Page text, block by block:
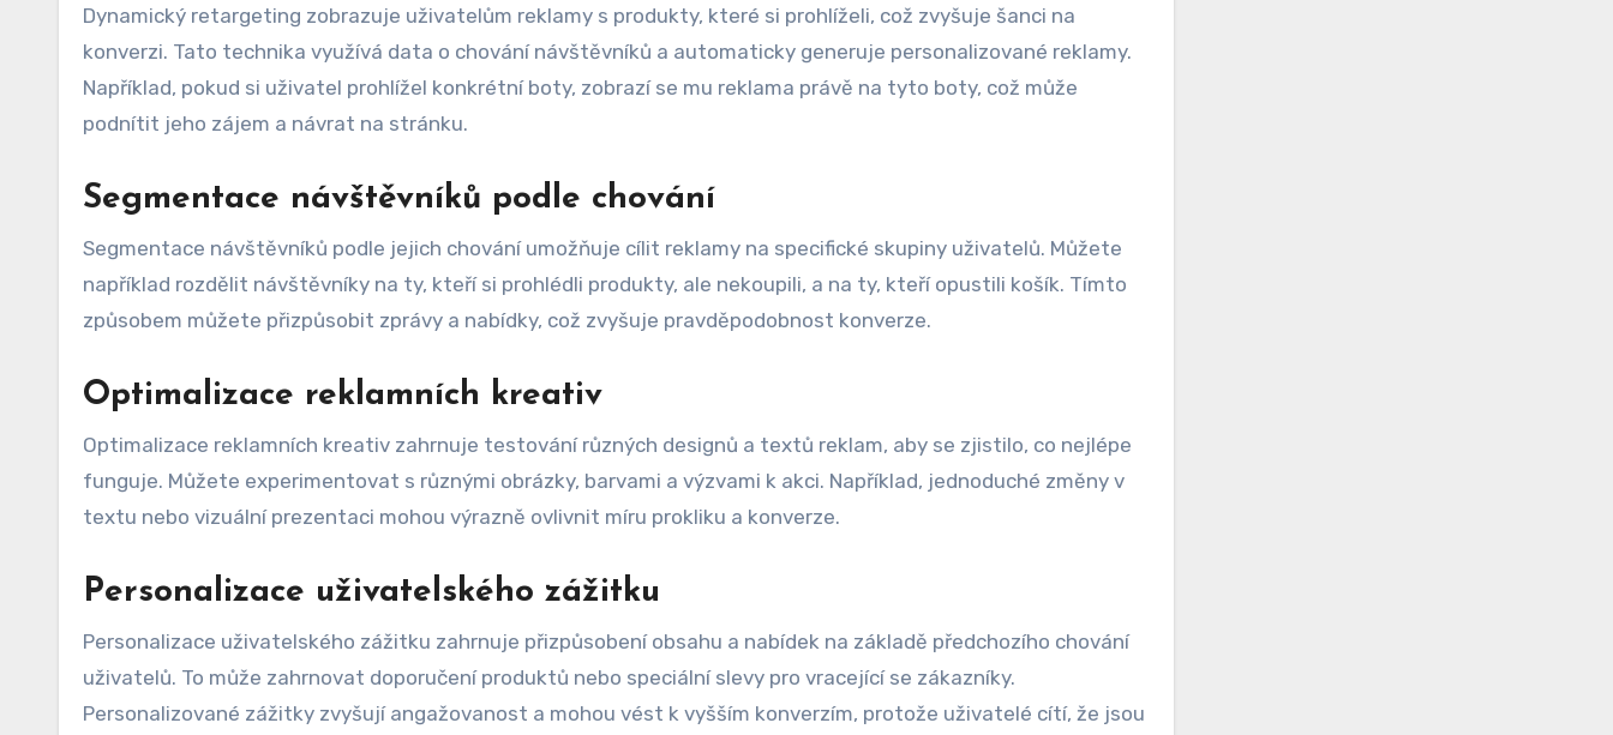
Dynamický retargeting zobrazuje uživatelům reklamy s produkty, které si prohlíželi, což zvyšuje šanci na
konverzi. Tato technika využívá data o chování návštěvníků a automaticky generuje personalizované reklamy.
Například, pokud si uživatel prohlížel konkrétní boty, zobrazí se mu reklama právě na tyto boty, což může
podnítit jeho zájem a návrat na stránku.
Segmentace návštěvníků podle chování
Segmentace návštěvníků podle jejich chování umožňuje cílit reklamy na specifické skupiny uživatelů. Můžete
například rozdělit návštěvníky na ty, kteří si prohlédli produkty, ale nekoupili, a na ty, kteří opustili košík. Tímto
způsobem můžete přizpůsobit zprávy a nabídky, což zvyšuje pravděpodobnost konverze.
Optimalizace reklamních kreativ
Optimalizace reklamních kreativ zahrnuje testování různých designů a textů reklam, aby se zjistilo, co nejlépe
funguje. Můžete experimentovat s různými obrázky, barvami a výzvami k akci. Například, jednoduché změny v
textu nebo vizuální prezentaci mohou výrazně ovlivnit míru prokliku a konverze.
Personalizace uživatelského zážitku
Personalizace uživatelského zážitku zahrnuje přizpůsobení obsahu a nabídek na základě předchozího chování
uživatelů. To může zahrnovat doporučení produktů nebo speciální slevy pro vracející se zákazníky.
Personalizované zážitky zvyšují angažovanost a mohou vést k vyšším konverzím, protože uživatelé cítí, že jsou